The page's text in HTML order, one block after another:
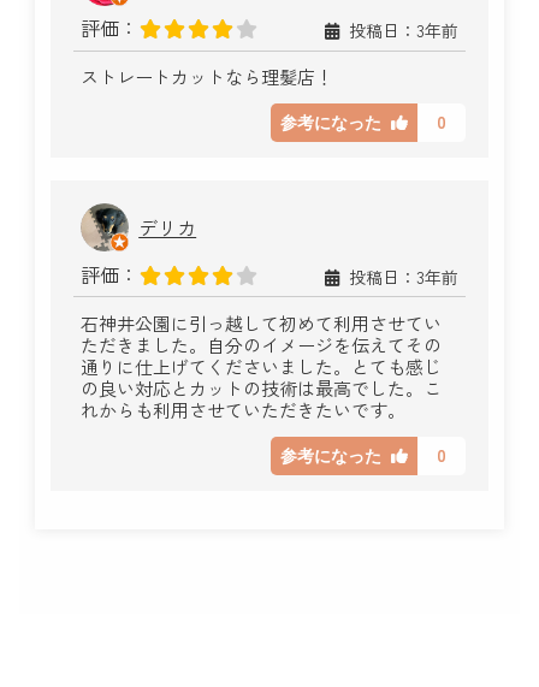
評価：
投稿日：3年前
ストレートカットなら理髪店！
参考になった 0
デリカ
評価：
投稿日：3年前
石神井公園に引っ越して初めて利用させてい
ただきました。自分のイメージを伝えてその
通りに仕上げてくださいました。とても感じ
の良い対応とカットの技術は最高でした。こ
れからも利用させていただきたいです。
参考になった 0